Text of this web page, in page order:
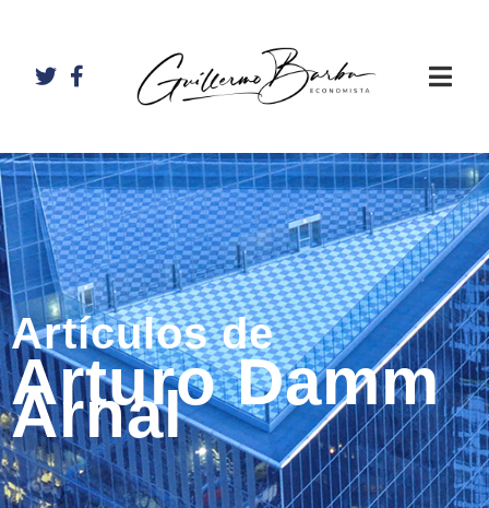
Artículos de
Arturo Damm
Arnal